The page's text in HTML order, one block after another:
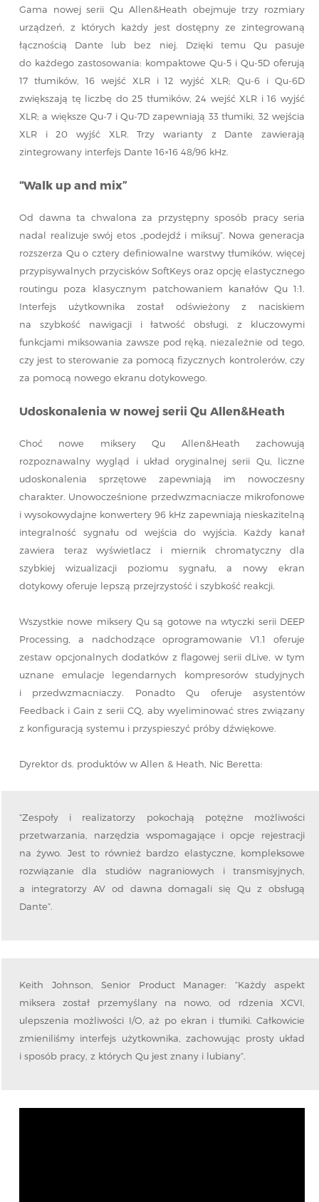
Gama nowej serii Qu Allen&Heath obejmuje trzy rozmiary
urządzeń, z których każdy jest dostępny ze zintegrowaną
łącznością Dante lub bez niej. Dzięki temu Qu pasuje
do każdego zastosowania: kompaktowe Qu-5 i Qu-5D oferują
17 tłumików, 16 wejść XLR i 12 wyjść XLR; Qu-6 i Qu-6D
zwiększają tę liczbę do 25 tłumików, 24 wejść XLR i 16 wyjść
XLR; a większe Qu-7 i Qu-7D zapewniają 33 tłumiki, 32 wejścia
XLR i 20 wyjść XLR. Trzy warianty z Dante zawierają
zintegrowany interfejs Dante 16×16 48/96 kHz.
“Walk up and mix”
Od dawna ta chwalona za przystępny sposób pracy seria
nadal realizuje swój etos „podejdź i miksuj”. Nowa generacja
rozszerza Qu o cztery definiowalne warstwy tłumików, więcej
przypisywalnych przycisków SoftKeys oraz opcję elastycznego
routingu poza klasycznym patchowaniem kanałów Qu 1:1.
Interfejs użytkownika został odświeżony z naciskiem
na szybkość nawigacji i łatwość obsługi, z kluczowymi
funkcjami miksowania zawsze pod ręką, niezależnie od tego,
czy jest to sterowanie za pomocą fizycznych kontrolerów, czy
za pomocą nowego ekranu dotykowego.
Udoskonalenia w nowej serii Qu Allen&Heath
Choć nowe miksery Qu Allen&Heath zachowują
rozpoznawalny wygląd i układ oryginalnej serii Qu, liczne
udoskonalenia sprzętowe zapewniają im nowoczesny
charakter. Unowocześnione przedwzmacniacze mikrofonowe
i wysokowydajne konwertery 96 kHz zapewniają nieskazitelną
integralność sygnału od wejścia do wyjścia. Każdy kanał
zawiera teraz wyświetlacz i miernik chromatyczny dla
szybkiej wizualizacji poziomu sygnału, a nowy ekran
dotykowy oferuje lepszą przejrzystość i szybkość reakcji.
Wszystkie nowe miksery Qu są gotowe na wtyczki serii DEEP
Processing, a nadchodzące oprogramowanie V1.1 oferuje
zestaw opcjonalnych dodatków z flagowej serii dLive, w tym
uznane emulacje legendarnych kompresorów studyjnych
i przedwzmacniaczy. Ponadto Qu oferuje asystentów
Feedback i Gain z serii CQ, aby wyeliminować stres związany
z konfiguracją systemu i przyspieszyć próby dźwiękowe.
Dyrektor ds. produktów w Allen & Heath, Nic Beretta:
“Zespoły i realizatorzy pokochają potężne możliwości
przetwarzania, narzędzia wspomagające i opcje rejestracji
na żywo. Jest to również bardzo elastyczne, kompleksowe
rozwiązanie dla studiów nagraniowych i transmisyjnych,
a integratorzy AV od dawna domagali się Qu z obsługą
Dante”.
Keith Johnson, Senior Product Manager: “Każdy aspekt
miksera został przemyślany na nowo, od rdzenia XCVI,
ulepszenia możliwości I/O, aż po ekran i tłumiki. Całkowicie
zmieniliśmy interfejs użytkownika, zachowując prosty układ
i sposób pracy, z których Qu jest znany i lubiany”.